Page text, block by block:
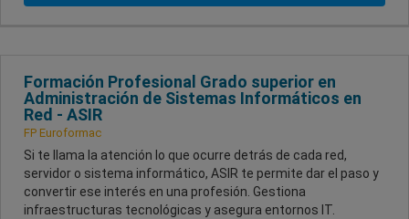
Formación Profesional Grado superior en
Administración de Sistemas Informáticos en
Red - ASIR
FP Euroformac
Si te llama la atención lo que ocurre detrás de cada red,
servidor o sistema informático, ASIR te permite dar el paso y
convertir ese interés en una profesión. Gestiona
infraestructuras tecnológicas y asegura entornos IT.